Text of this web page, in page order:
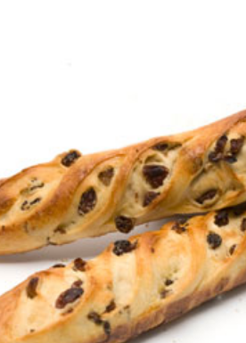
zapatillas
para Nike
era del